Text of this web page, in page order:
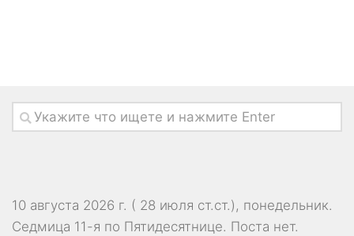
10 августа 2026 г. ( 28 июля ст.ст.), понедельник.
Седмица 11-я по Пятидесятнице. Поста нет.